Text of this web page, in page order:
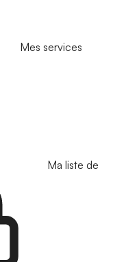
Mes services
Ma liste de